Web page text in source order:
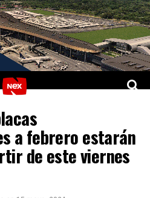
a febrero estarán
de este viernes